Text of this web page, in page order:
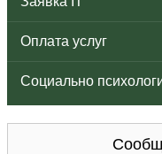
Оплата услуг
Социально